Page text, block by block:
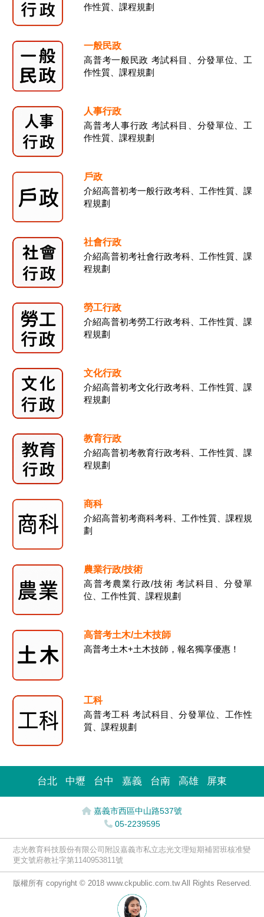
作性質、課程規劃
一般民政
高普考一般民政 考試科目、分發單位、工
作性質、課程規劃
人事行政
高普考人事行政 考試科目、分發單位、工
作性質、課程規劃
戶政
介紹高普初考一般行政考科、工作性質、課
程規劃
社會行政
介紹高普初考社會行政考科、工作性質、課
程規劃
勞工行政
介紹高普初考勞工行政考科、工作性質、課
程規劃
文化行政
介紹高普初考文化行政考科、工作性質、課
程規劃
教育行政
介紹高普初考教育行政考科、工作性質、課
程規劃
商科
介紹高普初考商科考科、工作性質、課程規
劃
農業行政/技術
高普考農業行政/技術 考試科目、分發單
位、工作性質、課程規劃
高普考土木/土木技師
高普考土木+土木技師，報名獨享優惠！
工科
高普考工科 考試科目、分發單位、工作性
質、課程規劃
台北 中壢 台中 嘉義 台南 高雄 屏東
嘉義市西區中山路537號
05-2239595
志光教育科技股份有限公司附設嘉義市私立志光文理短期補習班核准變
更文號府教社字第1140953811號
版權所有 copyright © 2018 www.ckpublic.com.tw All Rights Reserved.